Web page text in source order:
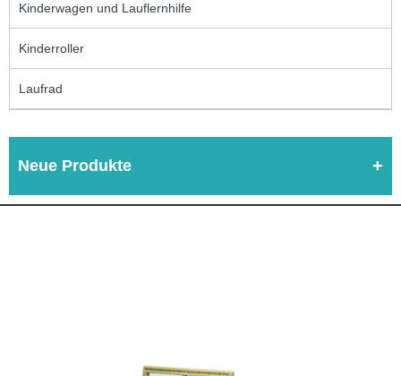
Kinderwagen und Lauflernhilfe
Kinderroller
Laufrad
Neue Produkte